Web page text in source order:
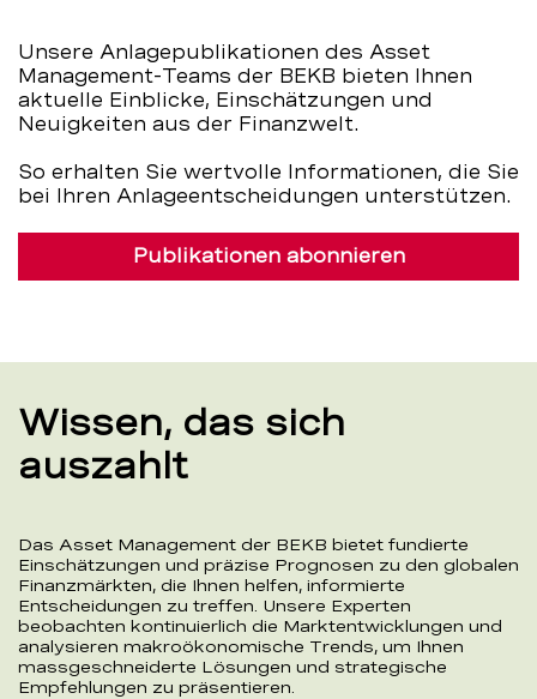
Unsere Anlagepublikationen des Asset
Management-Teams der BEKB bieten Ihnen
aktuelle Einblicke, Einschätzungen und
Neuigkeiten aus der Finanzwelt.
So erhalten Sie wertvolle Informationen, die Sie
bei Ihren Anlageentscheidungen unterstützen.
Publikationen abonnieren
Wissen, das sich
auszahlt
Das Asset Management der BEKB bietet fundierte
Einschätzungen und präzise Prognosen zu den globalen
Finanzmärkten, die Ihnen helfen, informierte
Entscheidungen zu treffen. Unsere Experten
beobachten kontinuierlich die Marktentwicklungen und
analysieren makroökonomische Trends, um Ihnen
massgeschneiderte Lösungen und strategische
Empfehlungen zu präsentieren.